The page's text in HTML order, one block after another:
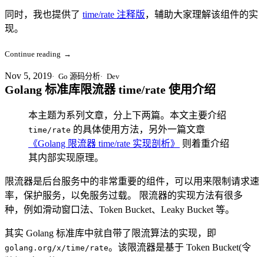
同时，我也提供了 time/rate 注释版，辅助大家理解该组件的实
现。
Continue reading →
Nov 5, 2019 Go 源码分析 Dev
Golang 标准库限流器 time/rate 使用介绍
本主题为系列文章，分上下两篇。本文主要介绍
time/rate 的具体使用方法，另外一篇文章
《Golang 限流器 time/rate 实现剖析》
则着重介绍
其内部实现原理。
限流器是后台服务中的非常重要的组件，可以用来限制请求速
率，保护服务，以免服务过载。 限流器的实现方法有很多
种，例如滑动窗口法、Token Bucket、Leaky Bucket 等。
其实 Golang 标准库中就自带了限流算法的实现，即
golang.org/x/time/rate。该限流器是基于 Token Bucket(令